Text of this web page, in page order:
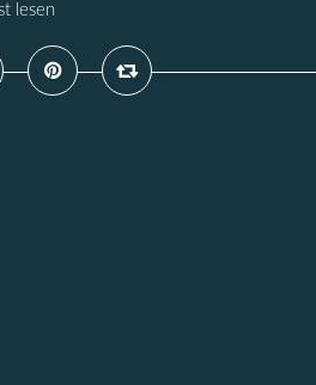
lesen